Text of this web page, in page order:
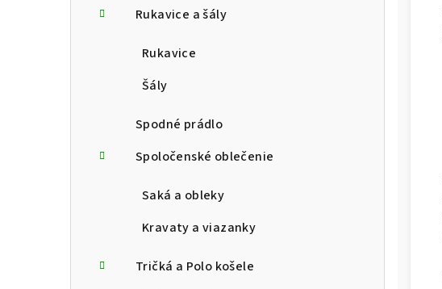
Rukavice a šály
Rukavice
Šály
Spodné prádlo
Spoločenské oblečenie
Saká a obleky
Kravaty a viazanky
Tričká a Polo košele